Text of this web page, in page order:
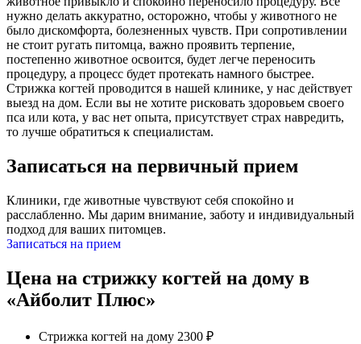
нужно делать аккуратно, осторожно, чтобы у животного не
было дискомфорта, болезненных чувств. При сопротивлении
не стоит ругать питомца, важно проявить терпение,
постепенно животное освоится, будет легче переносить
процедуру, а процесс будет протекать намного быстрее.
Стрижка когтей проводится в нашей клинике, у нас действует
выезд на дом. Если вы не хотите рисковать здоровьем своего
пса или кота, у вас нет опыта, присутствует страх навредить,
то лучше обратиться к специалистам.
Записаться на первичный прием
Клиники, где животные чувствуют себя спокойно и
расслабленно. Мы дарим внимание, заботу и индивидуальный
подход для ваших питомцев.
Записаться на прием
Цена на стрижку когтей на дому в
«Айболит Плюс»
Стрижка когтей на дому 2300